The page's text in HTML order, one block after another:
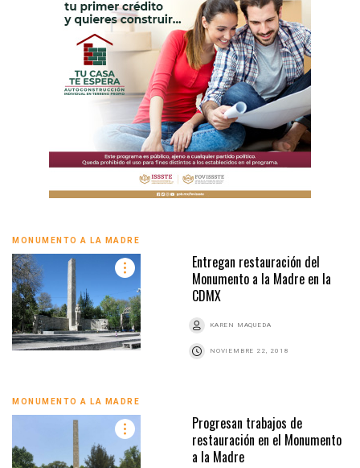
MONUMENTO A LA MADRE
Entregan restauración del
Monumento a la Madre en la
CDMX
KAREN MAQUEDA
NOVIEMBRE 22, 2018
MONUMENTO A LA MADRE
Progresan trabajos de
restauración en el Monumento
a la Madre